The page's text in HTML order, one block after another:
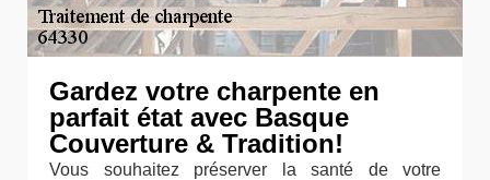
Gardez votre charpente en
parfait état avec Basque
Couverture & Tradition!
Vous souhaitez préserver la santé de votre